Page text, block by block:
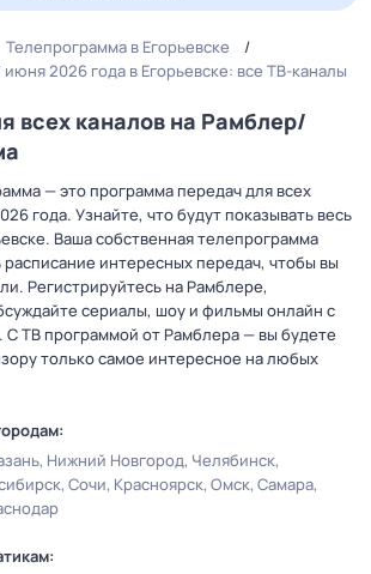
Телепрограмма в Егорьевске
2026 года в Егорьевске: все ТВ-каналы
всех каналов на Рамблер/
— это программа передач для всех
года. Узнайте, что будут показывать весь
Ваша собственная телепрограмма
расписание интересных передач, чтобы вы
Регистрируйтесь на Рамблере,
сериалы, шоу и фильмы онлайн с
С ТВ программой от Рамблера — вы будете
только самое интересное на любых
Нижний Новгород Челябинск
Сочи Красноярск Омск Самара